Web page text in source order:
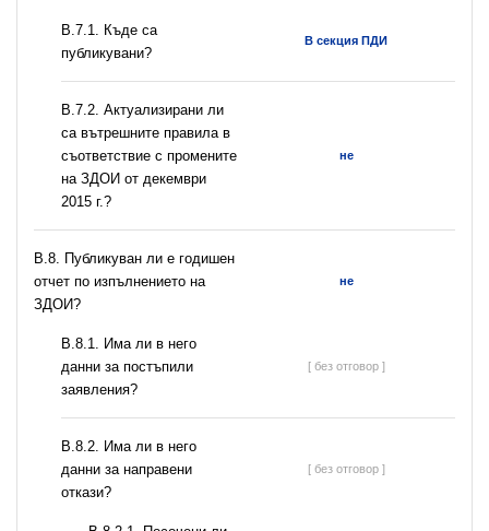
В.7.1. Къде са
публикувани?
В секция ПДИ
В.7.2. Актуализирани ли
са вътрешните правила в
съответствие с промените
на ЗДОИ от декември
2015 г.?
не
В.8. Публикуван ли е годишен
отчет по изпълнението на
ЗДОИ?
не
В.8.1. Има ли в него
данни за постъпили
заявления?
[ без отговор ]
В.8.2. Има ли в него
данни за направени
откази?
[ без отговор ]